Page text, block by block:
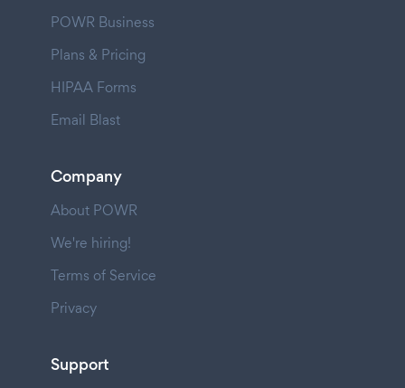
POWR Business
Plans & Pricing
HIPAA Forms
Email Blast
Company
About POWR
We're hiring!
Terms of Service
Privacy
Support